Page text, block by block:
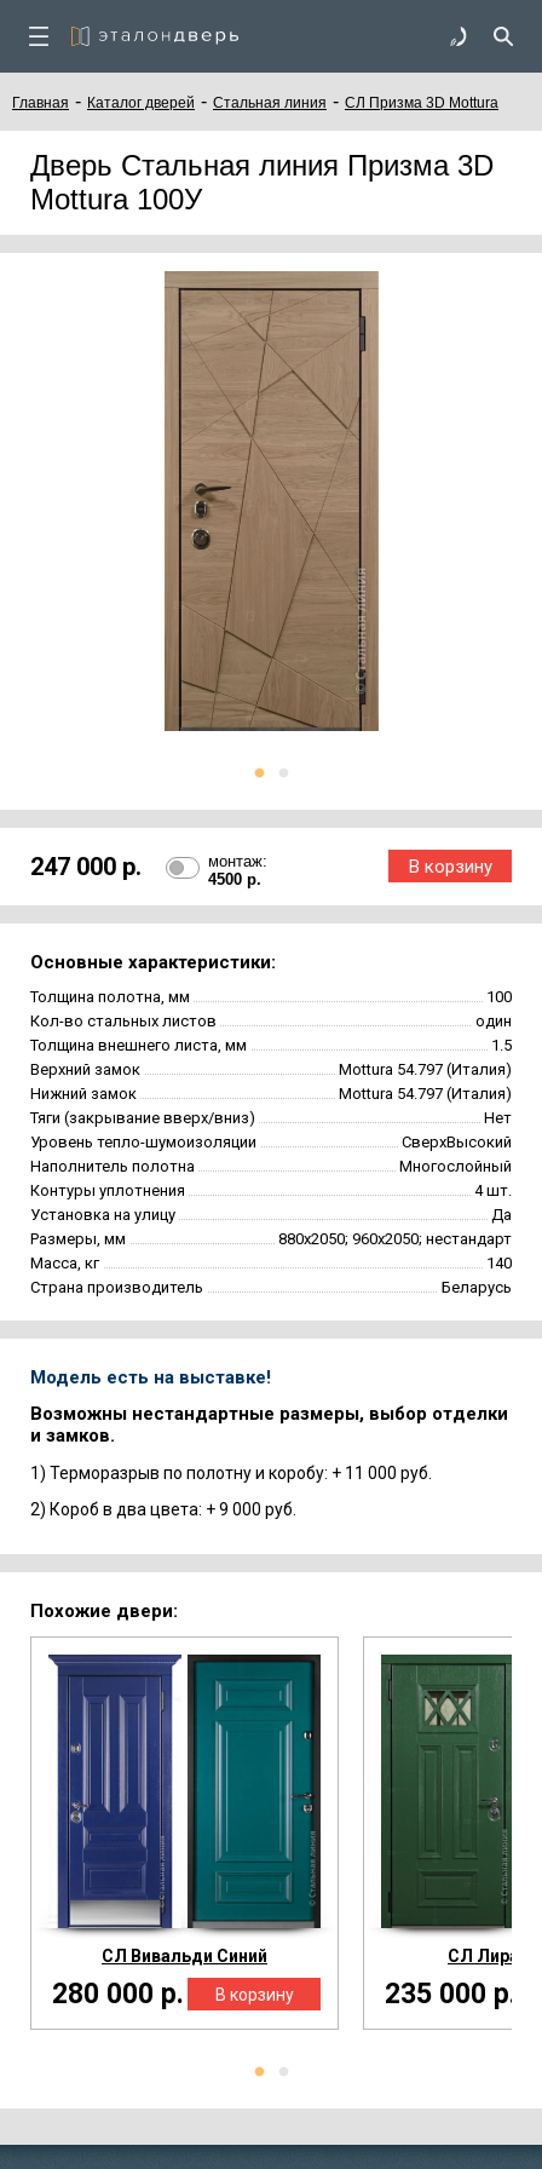
Главная - Каталог дверей - Стальная линия - СЛ Призма 3D Mottura
Дверь Стальная линия Призма 3D
Mottura 100У
247 000 р.
монтаж:
4500 р.
Основные характеристики:
Толщина полотна, мм
100
Кол-во стальных листов
один
Толщина внешнего листа, мм
1.5
Верхний замок
Mottura 54.797 (Италия)
Нижний замок
Mottura 54.797 (Италия)
Тяги (закрывание вверх/вниз)
Нет
Уровень тепло-шумоизоляции
СверхВысокий
Наполнитель полотна
Многослойный
Контуры уплотнения
4 шт.
Установка на улицу
Да
Размеры, мм
880х2050; 960х2050; нестандарт
Масса, кг
140
Страна производитель
Беларусь
Модель есть на выставке!
Возможны нестандартные размеры, выбор отделки
и замков.
1) Терморазрыв по полотну и коробу: + 11 000 руб.
2) Короб в два цвета: + 9 000 руб.
Похожие двери:
СЛ Вивальди Синий
280 000 р.
СЛ Лира
235 000 р.